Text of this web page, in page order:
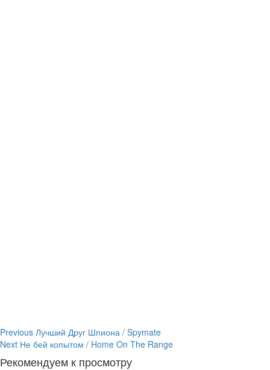
Continue
Reading
Previous Лучший Друг Шпиона / Spymate
Next Не бей копытом / Home On The Range
Рекомендуем к просмотру